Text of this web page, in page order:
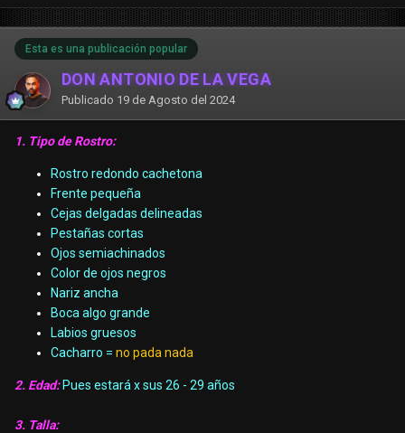
Esta es una publicación popular
DON ANTONIO DE LA VEGA
Publicado 19 de Agosto del 2024
1. Tipo de Rostro:
Rostro redondo cachetona
Frente pequeña
Cejas delgadas delineadas
Pestañas cortas
Ojos semiachinados
Color de ojos negros
Nariz ancha
Boca algo grande
Labios gruesos
Cacharro = no pada nada
2. Edad:Pues estará x sus 26 - 29 años
3. Talla: